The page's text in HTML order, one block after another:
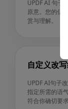
UPDF AI 句子
原意。您的信
赏与理解。
自定义改
UPDF AI句子
指定所需的语
符合你确切要